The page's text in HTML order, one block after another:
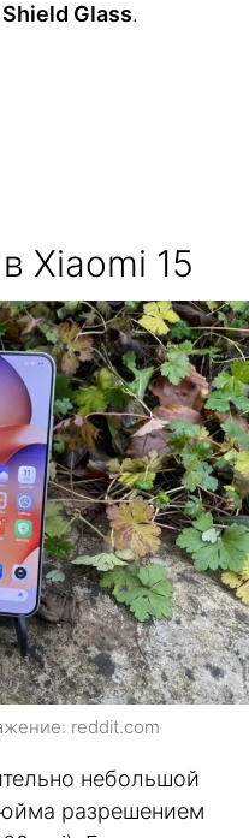
Glass.
Xiaomi 15
reddit.com
небольшой
разрешением